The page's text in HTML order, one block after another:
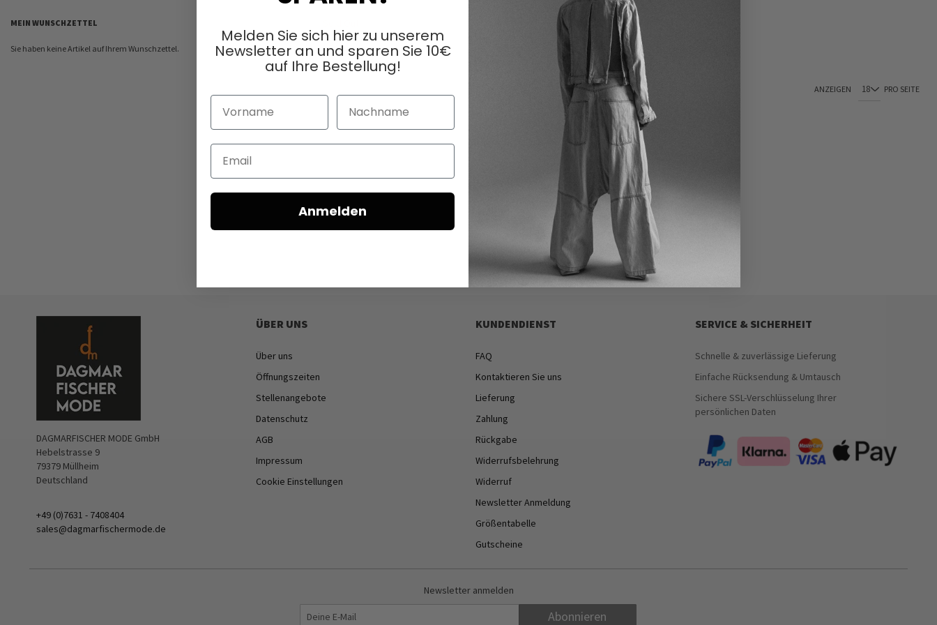
ANZEIGEN PRO SEITE
MEIN WUNSCHZETTEL
Sie haben keine Artikel auf Ihrem Wunschzettel.
DAGMARFISCHER MODE GmbH
Hebelstrasse 9
79379 Müllheim
Deutschland
+49 (0)7631 - 7408404
sales@dagmarfischermode.de
ÜBER UNS
Über uns
Öffnungszeiten
Stellenangebote
Datenschutz
AGB
Impressum
Cookie Einstellungen
KUNDENDIENST
FAQ
Kontaktieren Sie uns
Lieferung
Zahlung
Rückgabe
Widerrufsbelehrung
Widerruf
Newsletter Anmeldung
Größentabelle
Gutscheine
SERVICE & SICHERHEIT
Schnelle & zuverlässige Lieferung
Einfache Rücksendung & Umtausch
Sichere SSL-Verschlüsselung Ihrer
persönlichen Daten
Newsletter anmelden
Abonnieren
Melden Sie sich hier zu unserem
Newsletter an und sparen Sie 10€
auf Ihre Bestellung!
Vorname Nachname
Email
Anmelden